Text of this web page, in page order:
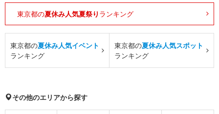
東京都の夏休み人気夏祭り ランキング
東京都の夏休み人気イベント
ランキング
東京都の夏休み人気スポット
ランキング
その他のエリアから探す